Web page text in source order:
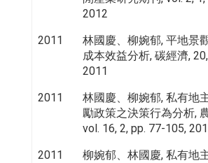
2012
2011
林國慶、柳婉郁, 平地景
成本效益分析, 碳經濟,
2011
2011
林國慶、柳婉郁, 私有地
勵政策之決策行為分析,
vol. 16, 2, pp. 77-105,
2011
柳婉郁、林國慶, 私有地